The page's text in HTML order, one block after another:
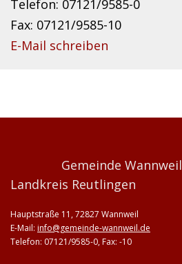
Telefon: 07121/9585-0
Fax: 07121/9585-10
E-Mail schreiben
Gemeinde Wannweil
Landkreis Reutlingen
Hauptstraße 11, 72827 Wannweil
E-Mail: info@gemeinde-wannweil.de
Telefon: 07121/9585-0, Fax: -10